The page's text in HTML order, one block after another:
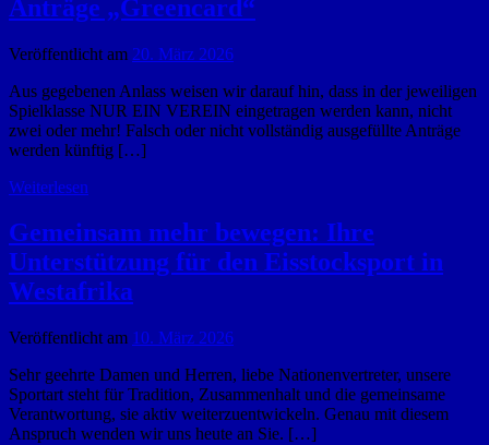
Anträge „Greencard“
Veröffentlicht am 20. März 2026
Aus gegebenen Anlass weisen wir darauf hin, dass in der jeweiligen
Spielklasse NUR EIN VEREIN eingetragen werden kann, nicht
zwei oder mehr! Falsch oder nicht vollständig ausgefüllte Anträge
werden künftig […]
Weiterlesen
Gemeinsam mehr bewegen: Ihre
Unterstützung für den Eisstocksport in
Westafrika
Veröffentlicht am 10. März 2026
Sehr geehrte Damen und Herren, liebe Nationenvertreter, unsere
Sportart steht für Tradition, Zusammenhalt und die gemeinsame
Verantwortung, sie aktiv weiterzuentwickeln. Genau mit diesem
Anspruch wenden wir uns heute an Sie. […]